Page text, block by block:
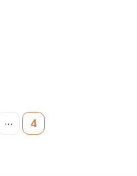
… 4